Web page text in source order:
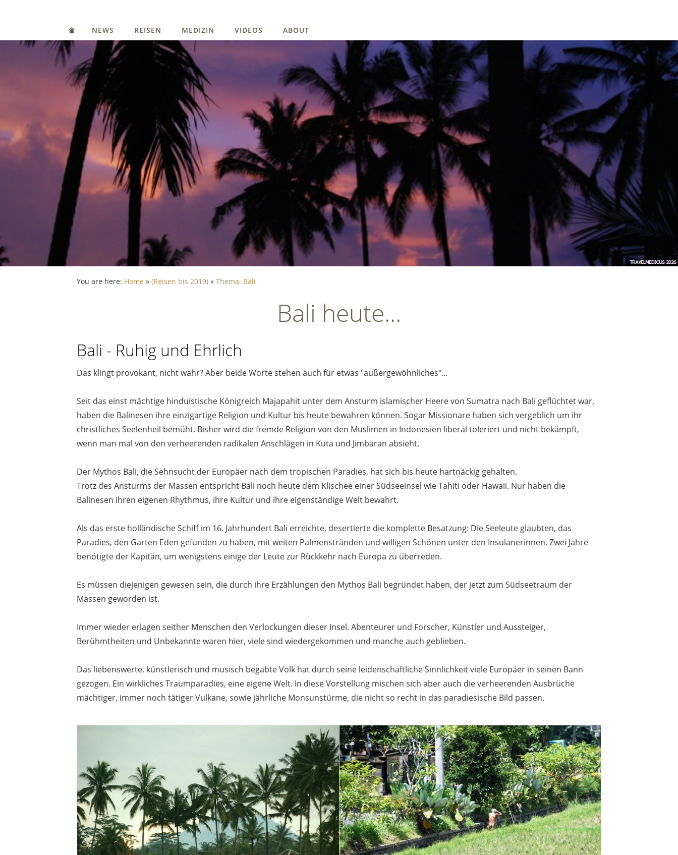
NEWS REISEN MEDIZIN VIDEOS ABOUT
You are here: Home » (Reisen bis 2019) » Thema: Bali
Bali heute...
Bali - Ruhig und Ehrlich
Das klingt provokant, nicht wahr? Aber beide Worte stehen auch für etwas "außergewöhnliches"...
Seit das einst mächtige hinduistische Königreich Majapahit unter dem Ansturm islamischer Heere von Sumatra nach Bali geflüchtet war,
haben die Balinesen ihre einzigartige Religion und Kultur bis heute bewahren können. Sogar Missionare haben sich vergeblich um ihr
christliches Seelenheil bemüht. Bisher wird die fremde Religion von den Muslimen in Indonesien liberal toleriert und nicht bekämpft,
wenn man mal von den verheerenden radikalen Anschlägen in Kuta und Jimbaran absieht.
Der Mythos Bali, die Sehnsucht der Europäer nach dem tropischen Paradies, hat sich bis heute hartnäckig gehalten.
Trotz des Ansturms der Massen entspricht Bali noch heute dem Klischee einer Südseeinsel wie Tahiti oder Hawaii. Nur haben die
Balinesen ihren eigenen Rhythmus, ihre Kultur und ihre eigenständige Welt bewahrt.
Als das erste holländische Schiff im 16. Jahrhundert Bali erreichte, desertierte die komplette Besatzung: Die Seeleute glaubten, das
Paradies, den Garten Eden gefunden zu haben, mit weiten Palmenstränden und willigen Schönen unter den Insulanerinnen. Zwei Jahre
benötigte der Kapitän, um wenigstens einige der Leute zur Rückkehr nach Europa zu überreden.
Es müssen diejenigen gewesen sein, die durch ihre Erzählungen den Mythos Bali begründet haben, der jetzt zum Südseetraum der
Massen geworden ist.
Immer wieder erlagen seither Menschen den Verlockungen dieser Insel. Abenteurer und Forscher, Künstler und Aussteiger,
Berühmtheiten und Unbekannte waren hier, viele sind wiedergekommen und manche auch geblieben.
Das liebenswerte, künstlerisch und musisch begabte Volk hat durch seine leidenschaftliche Sinnlichkeit viele Europäer in seinen Bann
gezogen. Ein wirkliches Traumparadies, eine eigene Welt. In diese Vorstellung mischen sich aber auch die verheerenden Ausbrüche
mächtiger, immer noch tätiger Vulkane, sowie jährliche Monsunstürme, die nicht so recht in das paradiesische Bild passen.